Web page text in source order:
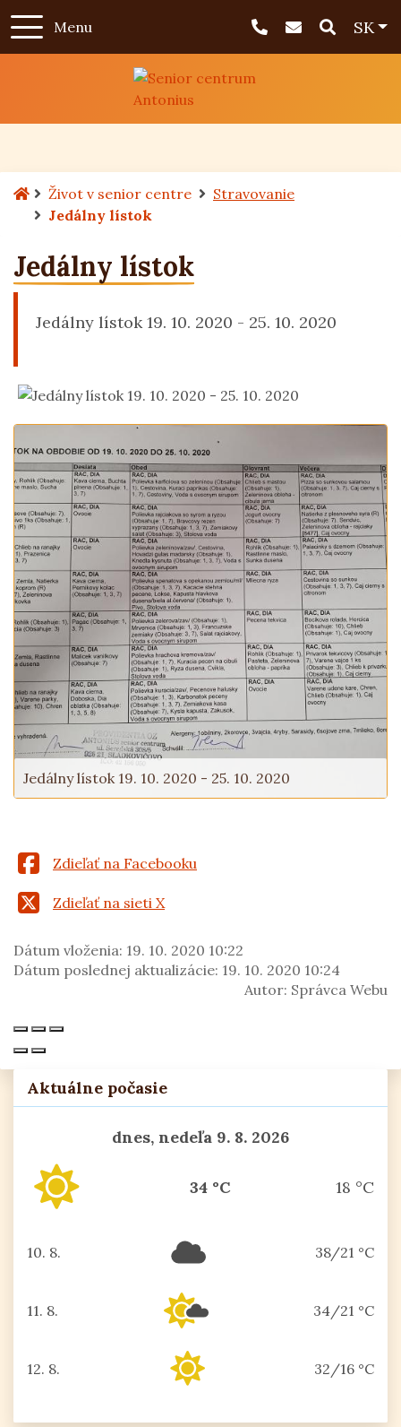
Menu
+421 317 886 800
SK
Úvodná stránka
Život v senior centre
Stravovanie
Jedálny lístok
Jedálny lístok
Jedálny lístok 19. 10. 2020 - 25. 10. 2020
Jedálny lístok 19. 10. 2020 - 25. 10. 2020
Zdieľať na Facebooku
Zdieľať na sieti X
Dátum vloženia: 19. 10. 2020 10:22
Dátum poslednej aktualizácie: 19. 10. 2020 10:24
Autor: Správca Webu
Aktuálne počasie
dnes, nedeľa 9. 8. 2026
34 °C 18 °C
pondelok
10. 8. 38/21 °C
utorok
11. 8. 34/21 °C
streda
12. 8. 32/16 °C